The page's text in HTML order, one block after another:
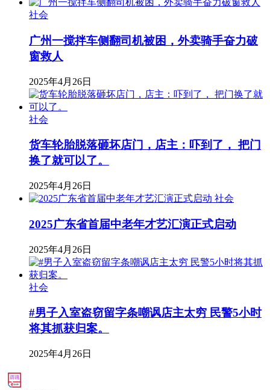
社会
广州一搅拌车侧翻司机被困，外卖骑手奋力破
窗救人
2025年4月26日
社会
货车轮胎脱落砸坏店门，店主：吓到了， 把门
换了就可以了。
2025年4月26日
社会
2025广东省首届中老年才艺汇演正式启动
2025年4月26日
社会
#男子入室盗窃留字条嘲讽店主太穷 民警5小时
将其抓获归案。
2025年4月26日